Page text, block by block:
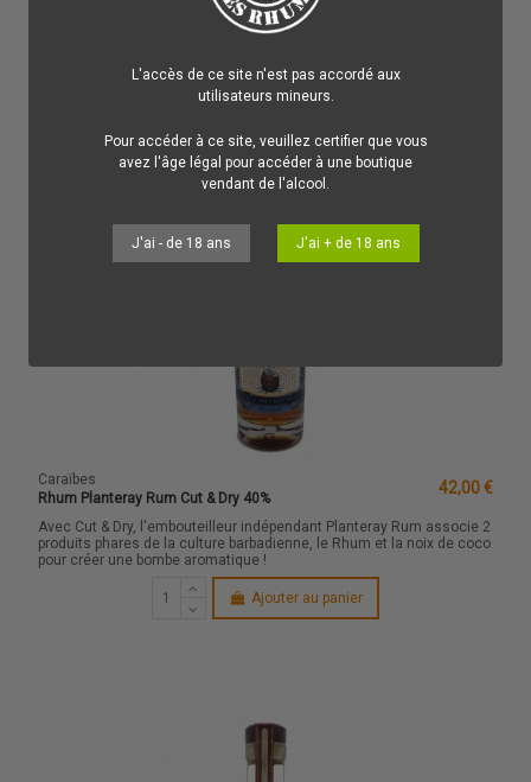
L'accès de ce site n'est pas accordé aux
utilisateurs mineurs.
Pour accéder à ce site, veuillez certifier que vous
avez l'âge légal pour accéder à une boutique
vendant de l'alcool.
J'ai - de 18 ans J'ai + de 18 ans
Ajouter au panier
Caraïbes
Rhum Planteray Rum Cut & Dry 40%
42,00 €
Avec Cut & Dry, l'embouteilleur indépendant Planteray Rum associe 2
produits phares de la culture barbadienne, le Rhum et la noix de coco
pour créer une bombe aromatique !
Ajouter au panier